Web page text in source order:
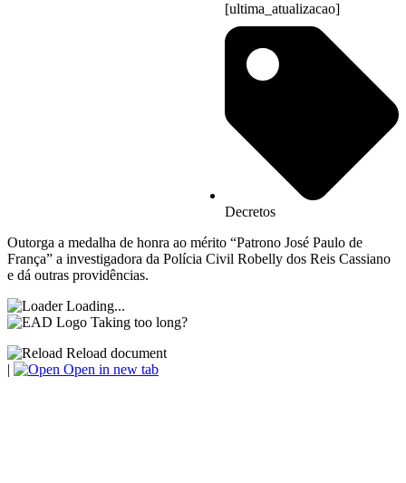
[ultima_atualizacao]
Decretos
Outorga a medalha de honra ao mérito “Patrono José Paulo de
França” a investigadora da Polícia Civil Robelly dos Reis Cassiano
e dá outras providências.
Loading...
Taking too long?
Reload document
|
Open in new tab